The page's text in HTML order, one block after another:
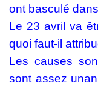
ont basculé
Le 23 avril va
quoi faut-il
Les causes
sont assez